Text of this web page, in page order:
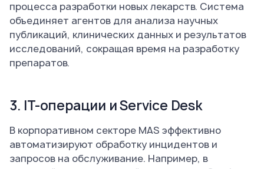
процесса разработки новых лекарств. Система
объединяет агентов для анализа научных
публикаций, клинических данных и результатов
исследований, сокращая время на разработку
препаратов.
3. IT-операции и Service Desk
В корпоративном секторе MAS эффективно
автоматизируют обработку инцидентов и
запросов на обслуживание. Например, в